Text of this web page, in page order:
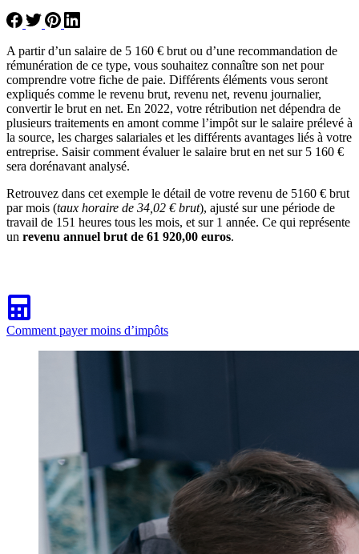
A partir d’un salaire de 5 160 € brut ou d’une recommandation de
rémunération de ce type, vous souhaitez connaître son net pour
comprendre votre fiche de paie. Différents éléments vous seront
expliqués comme le revenu brut, revenu net, revenu journalier,
convertir le brut en net. En 2022, votre rétribution net dépendra de
plusieurs traitements en amont comme l’impôt sur le salaire prélevé à
la source, les charges salariales et les différents avantages liés à votre
entreprise. Saisir comment évaluer le salaire brut en net sur 5 160 €
sera dorénavant analysé.
Retrouvez dans cet exemple le détail de votre revenu de 5160 € brut
par mois (taux horaire de 34,02 € brut), ajusté sur une période de
travail de 151 heures tous les mois, et sur 1 année. Ce qui représente
un revenu annuel brut de 61 920,00 euros.
Comment payer moins d’impôts